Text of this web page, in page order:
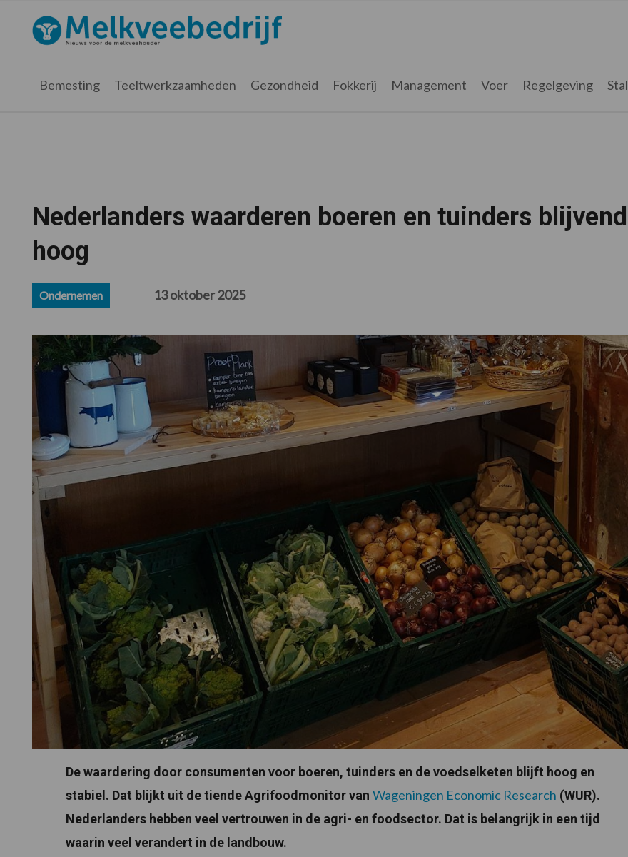
hoofdnavigatie
hoofd
eerste
voettekst
Melkveebedrijf.nl
Bemesting Teeltwerkzaamheden Gezondheid Fokkerij Management Voer Regelgeving Stal
Nederlanders waarderen boeren en tuinders blijvend
hoog
Ondernemen 13 oktober 2025
De waardering door consumenten voor boeren, tuinders en de voedselketen blijft hoog en
stabiel. Dat blijkt uit de tiende Agrifoodmonitor van Wageningen Economic Research (WUR).
Nederlanders hebben veel vertrouwen in de agri- en foodsector. Dat is belangrijk in een tijd
waarin veel verandert in de landbouw.